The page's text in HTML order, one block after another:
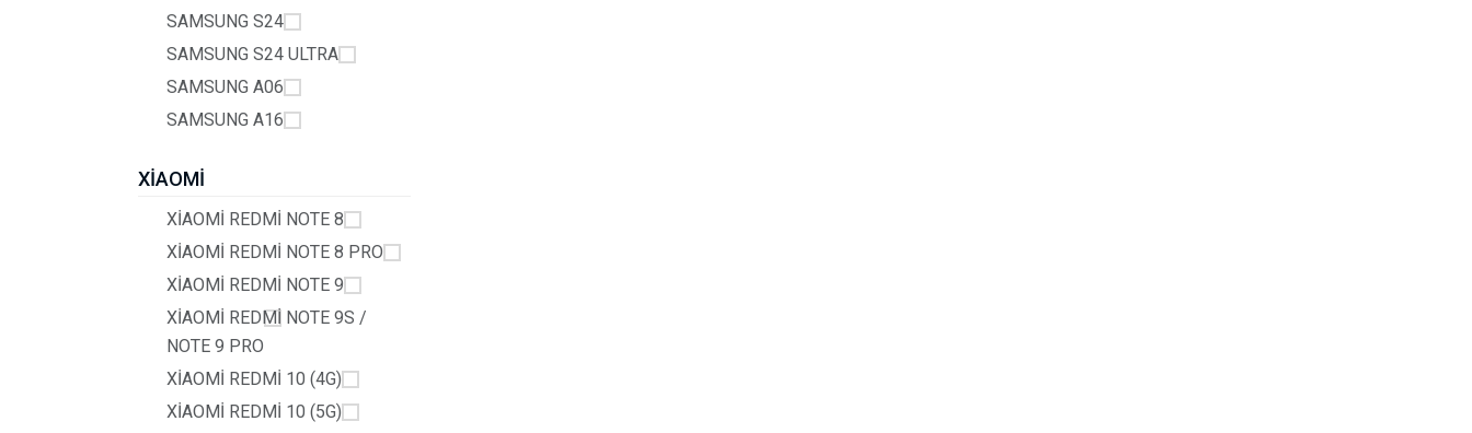
SAMSUNG S24
SAMSUNG S24 ULTRA
SAMSUNG A06
SAMSUNG A16
XİAOMİ
XİAOMİ REDMİ NOTE 8
XİAOMİ REDMİ NOTE 8 PRO
XİAOMİ REDMİ NOTE 9
XİAOMİ REDMİ NOTE 9S /
NOTE 9 PRO
XİAOMİ REDMİ 10 (4G)
XİAOMİ REDMİ 10 (5G)